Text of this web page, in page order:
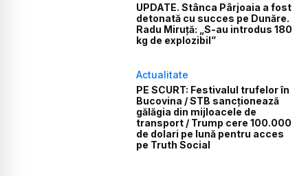
UPDATE. Stânca Pârjoaia a fost
detonată cu succes pe Dunăre.
Radu Miruță: „S-au introdus 180
kg de explozibil”
Actualitate
PE SCURT: Festivalul trufelor în
Bucovina / STB sancționează
gălăgia din mijloacele de
transport / Trump cere 100.000
de dolari pe lună pentru acces
pe Truth Social